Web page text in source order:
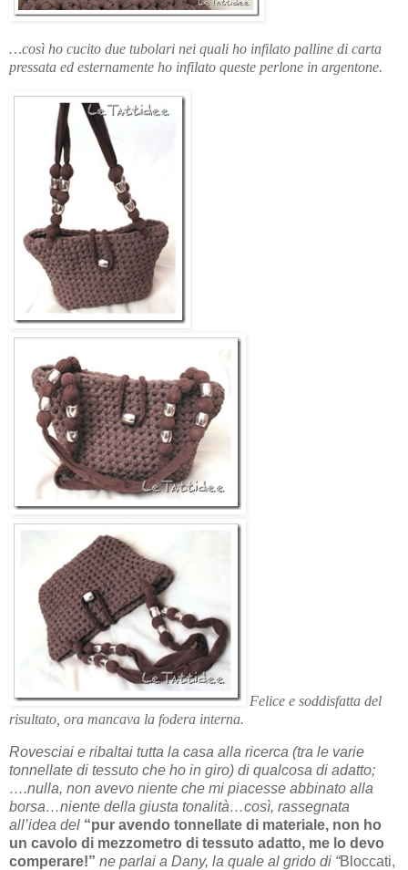
…così ho cucito due tubolari nei quali ho infilato palline di carta
pressata ed esternamente ho infilato queste perlone in argentone.
Felice e soddisfatta del
risultato, ora mancava la fodera interna.
Rovesciai e ribaltai tutta la casa alla ricerca (tra le varie
tonnellate di tessuto che ho in giro) di qualcosa di adatto;
….nulla, non avevo niente che mi piacesse abbinato alla
borsa…niente della giusta tonalità…così, rassegnata
all’idea del “pur avendo tonnellate di materiale, non ho
un cavolo di mezzometro di tessuto adatto, me lo devo
comperare!” ne parlai a Dany, la quale al grido di “Bloccati,